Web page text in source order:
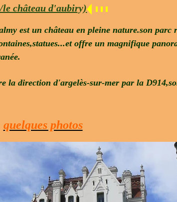
le château d'aubiry)
est un château en pleine nature.son parc
offre un magnifique
la direction d'argelès-sur-mer par la
quelques photos